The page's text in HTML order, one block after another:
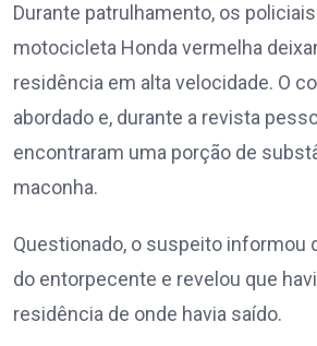
Durante patrulhamento, os
motocicleta Honda vermelha
residência em alta velocidade. O
abordado e, durante a revista
encontraram uma porção de
maconha.
Questionado, o suspeito informou
do entorpecente e revelou que
residência de onde havia saído.